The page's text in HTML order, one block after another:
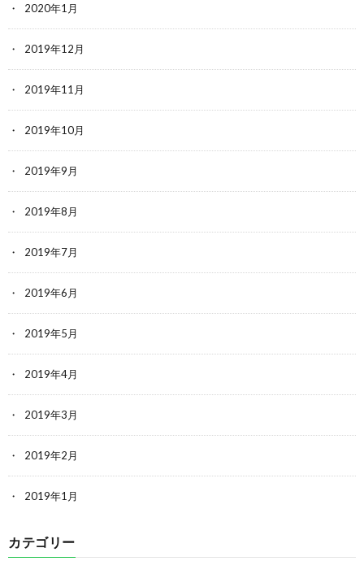
2020年1月
2019年12月
2019年11月
2019年10月
2019年9月
2019年8月
2019年7月
2019年6月
2019年5月
2019年4月
2019年3月
2019年2月
2019年1月
カテゴリー